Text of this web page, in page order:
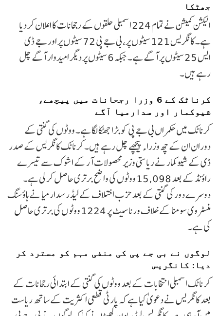
جھٹکا
الیکشن کمیشن نے تمام 224 اسمبلی حلقوں کے رجحانات کا اعلان کر دیا
ہے۔ کانگریس 121 سیٹوں پر، بی جے پی 72 سیٹوں پر اور جے ڈی
ایس 25 سیٹوں پر آگے ہے۔ جبکہ 6 سیٹوں پر دیگر امیدوار آگے چل
رہے ہیں۔
کرناٹک کے 6 وزرا رجحانات میں پیچھے،
شیوکمار اور سدارمیا آگے
کرناٹک میں حکمراں بی جے پی کو بڑا جھٹکا لگا ہے۔ ووٹوں کی گنتی کے
دوران ان کے چھ وزراء پیچھے چل رہے ہیں۔ کرناٹک کانگریس کے صدر
ڈی کے شیوکمار نے ریاستی وزیر محصولات آر کے اشوک سے تیسرے
راؤنڈ کے بعد 15,098 ووٹوں کی واضح برتری حاصل کر لی ہے۔
دوسرے دور کی گنتی کے بعد حزب اختلاف کے لیڈر سدارمیا نے ہاؤسنگ
منسٹر وی سومنا کے خلاف ورنا سیٹ پر 1224 ووٹوں کی برتری حاصل
کی ہے۔
لوگوں نے بی جے پی کی منفی مہم کو مسترد کر
دیا: کانگریس
کرناٹک اسمبلی انتخابات کے بعد ووٹوں کی گنتی کے ابتدائی رجحانات کے
بعد کانگریس نے دعویٰ کیا ہے کہ پارٹی قطعی اکثریت کے ساتھ ریاست